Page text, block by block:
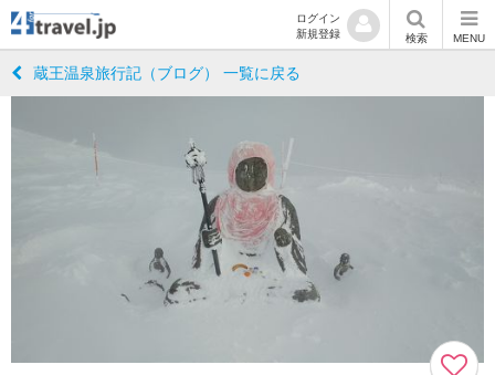
ログイン
新規登録
検索 MENU
蔵王温泉旅行記（ブログ） 一覧に戻る